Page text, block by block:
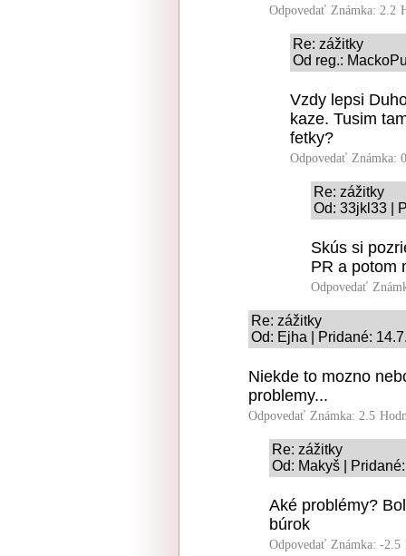
Odpovedať Známka: 2.2
Re: zážitky
Od reg.:
Vzdy lepsi
kaze. Tusim
fetky?
Odpovedať Známka:
Re: zážitky
Od: 33jkl33 |
Skús si
PR a potom
Odpovedať
Re: zážitky
Od: Ejha | Pridané:
Niekde to mozno
problemy...
Odpovedať Známka: 2.5
Re: zážitky
Od: Makyš |
Aké problémy?
búrok
Odpovedať Známka: -2.5